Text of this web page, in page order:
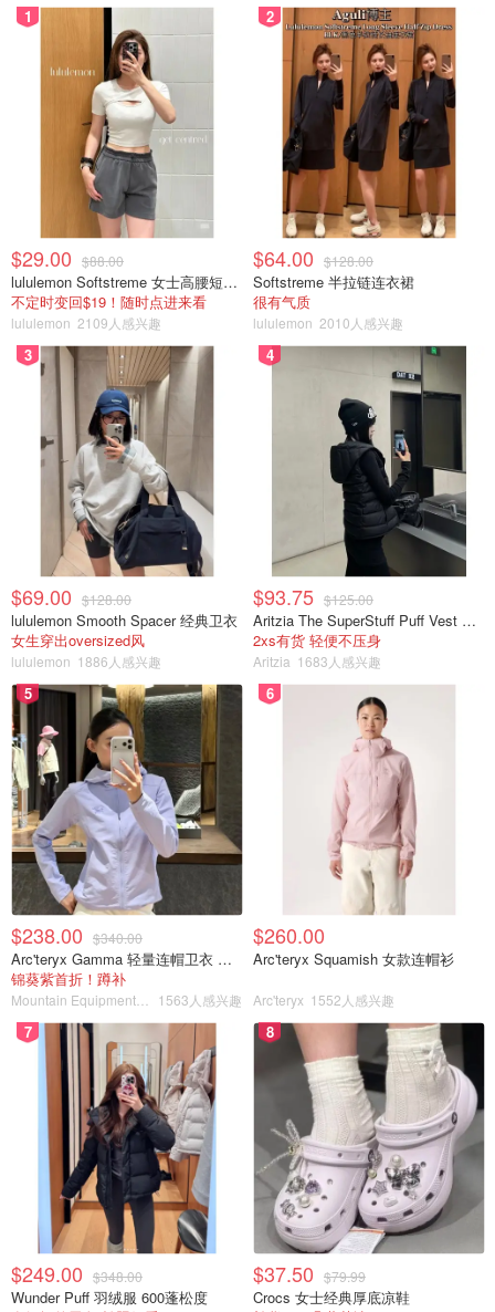
1
$29.00 $88.00
lululemon Softstreme 女士高腰短裤 10cm
不定时变回$19！随时点进来看
lululemon 2109人感兴趣
2
$64.00 $128.00
Softstreme 半拉链连衣裙
很有气质
lululemon 2010人感兴趣
3
$69.00 $128.00
lululemon Smooth Spacer 经典卫衣
女生穿出oversized风
lululemon 1886人感兴趣
4
$93.75 $125.00
Aritzia The SuperStuff Puff Vest 轻盈亮面马甲
2xs有货 轻便不压身
Aritzia 1683人感兴趣
5
$238.00 $340.00
Arc'teryx Gamma 轻量连帽卫衣 女款
锦葵紫首折！蹲补
1563人感兴趣
6
$260.00
Arc'teryx Squamish 女款连帽衫
Arc'teryx 1552人感兴趣
7
$249.00 $348.00
Wunder Puff 羽绒服 600蓬松度
8
$37.50 $79.99
Crocs 女士经典厚底凉鞋